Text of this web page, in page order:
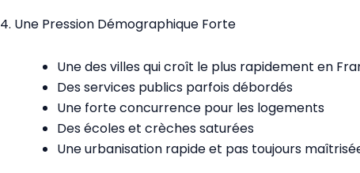
4. Une Pression Démographique Forte
Une des villes qui croît le plus rapidement en
Des services publics parfois débordés
Une forte concurrence pour les logements
Des écoles et crèches saturées
Une urbanisation rapide et pas toujours